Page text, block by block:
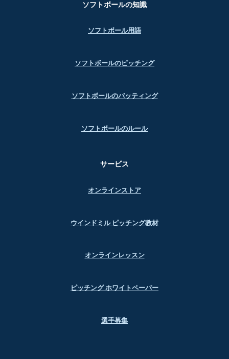
ソフトボールの知識
ソフトボール用語
ソフトボールのピッチング
ソフトボールのバッティング
ソフトボールのルール
サービス
オンラインストア
ウインドミル ピッチング教材
オンラインレッスン
ピッチング ホワイトペーパー
選手募集